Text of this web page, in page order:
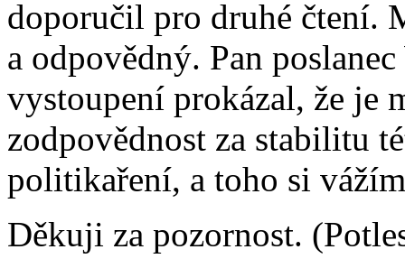
doporučil pro druhé čtení.
a odpovědný. Pan
vystoupení prokázal, že je
zodpovědnost za stabilitu
politikaření, a toho si
Děkuji za pozornost.